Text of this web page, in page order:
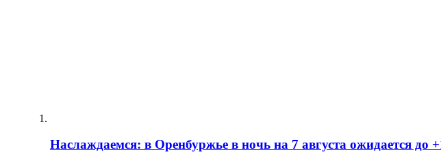
Наслаждаемся: в Оренбуржье в ночь на 7 августа ожидается до